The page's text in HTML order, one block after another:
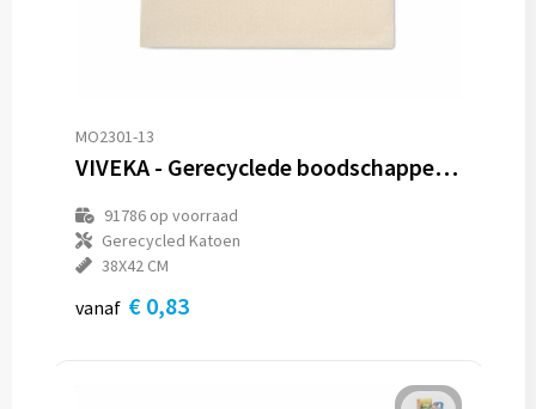
MO2301-13
VIVEKA - Gerecyclede boodschappentas
91786op voorraad
Gerecycled Katoen
38X42 CM
vanaf € 0,83